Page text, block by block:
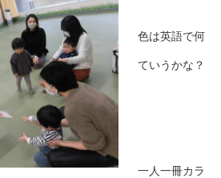
色は英語で何
ていうかな？
一人一冊カラ